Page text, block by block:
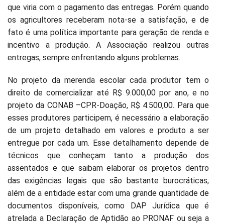
que viria com o pagamento das entregas. Porém quando
os agricultores receberam nota-se a satisfação, e de
fato é uma política importante para geração de renda e
incentivo a produção. A Associação realizou outras
entregas, sempre enfrentando alguns problemas.
No projeto da merenda escolar cada produtor tem o
direito de comercializar até R$ 9.000,00 por ano, e no
projeto da CONAB –CPR-Doação, R$ 4.500,00. Para que
esses produtores participem, é necessário a elaboração
de um projeto detalhado em valores e produto a ser
entregue por cada um. Esse detalhamento depende de
técnicos que conheçam tanto a produção dos
assentados e que saibam elaborar os projetos dentro
das exigências legais que são bastante burocráticas,
além de a entidade estar com uma grande quantidade de
documentos disponíveis, como DAP Jurídica que é
atrelada a Declaração de Aptidão ao PRONAF ou seja a